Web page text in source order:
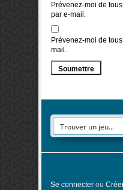
Prévenez-moi de
par e-mail.
Prévenez-moi de
mail.
Se connecter ou